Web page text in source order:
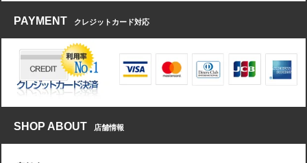
PAYMENT クレジットカード対応
SHOP ABOUT 店舗情報